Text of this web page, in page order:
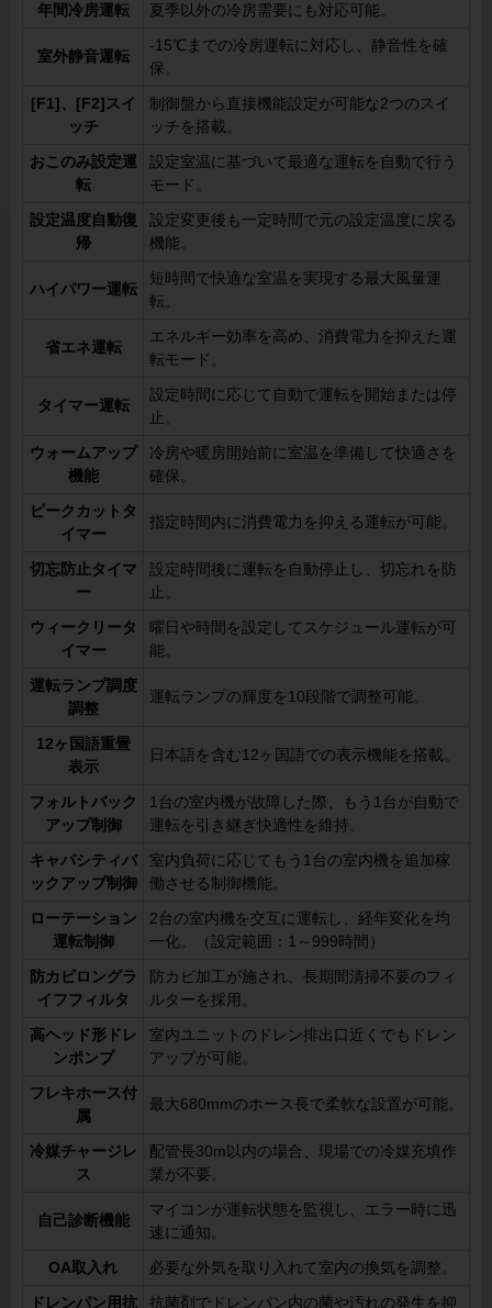
年間冷房運転 夏季以外の冷房需要にも対応可能。
室外静音運転
-15℃までの冷房運転に対応し、静音性を確
保。
[F1]、[F2]スイ
ッチ
制御盤から直接機能設定が可能な2つのスイ
ッチを搭載。
おこのみ設定運
転
設定室温に基づいて最適な運転を自動で行う
モード。
設定温度自動復
帰
設定変更後も一定時間で元の設定温度に戻る
機能。
ハイパワー運転
短時間で快適な室温を実現する最大風量運
転。
省エネ運転
エネルギー効率を高め、消費電力を抑えた運
転モード。
タイマー運転
設定時間に応じて自動で運転を開始または停
止。
ウォームアップ
機能
冷房や暖房開始前に室温を準備して快適さを
確保。
ピークカットタ
イマー
指定時間内に消費電力を抑える運転が可能。
切忘防止タイマ
ー
設定時間後に運転を自動停止し、切忘れを防
止。
ウィークリータ
イマー
曜日や時間を設定してスケジュール運転が可
能。
運転ランプ調度
調整
運転ランプの輝度を10段階で調整可能。
12ヶ国語重畳
表示
日本語を含む12ヶ国語での表示機能を搭載。
フォルトバック
アップ制御
1台の室内機が故障した際、もう1台が自動で
運転を引き継ぎ快適性を維持。
キャパシティバ
ックアップ制御
室内負荷に応じてもう1台の室内機を追加稼
働させる制御機能。
ローテーション
運転制御
2台の室内機を交互に運転し、経年変化を均
一化。（設定範囲：1～999時間）
防カビロングラ
イフフィルタ
防カビ加工が施され、長期間清掃不要のフィ
ルターを採用。
高ヘッド形ドレ
ンポンプ
室内ユニットのドレン排出口近くでもドレン
アップが可能。
フレキホース付
属
最大680mmのホース長で柔軟な設置が可能。
冷媒チャージレ
ス
配管長30m以内の場合、現場での冷媒充填作
業が不要。
自己診断機能
マイコンが運転状態を監視し、エラー時に迅
速に通知。
OA取入れ 必要な外気を取り入れて室内の換気を調整。
ドレンパン用抗 抗菌剤でドレンパン内の菌や汚れの発生を抑